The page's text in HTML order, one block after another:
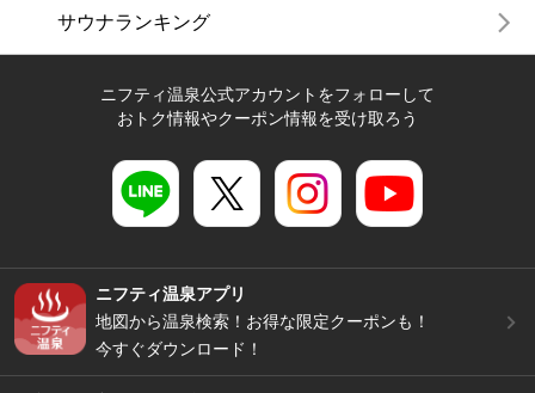
サウナランキング
ニフティ温泉公式アカウントをフォローして
おトク情報やクーポン情報を受け取ろう
ニフティ温泉アプリ
地図から温泉検索！お得な限定クーポンも！
今すぐダウンロード！